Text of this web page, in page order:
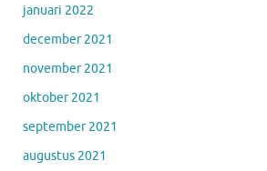
januari 2022
december 2021
november 2021
oktober 2021
september 2021
augustus 2021